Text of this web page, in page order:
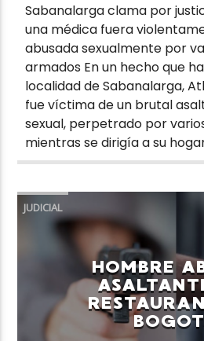
Sabanalarga clama por
una médica fuera
abusada sexualmente por
armados En un hecho que
localidad de Sabanalarga,
fue víctima de un brutal
sexual, perpetrado por
mientras se dirigía a su
JUDICIAL
HOMBRE